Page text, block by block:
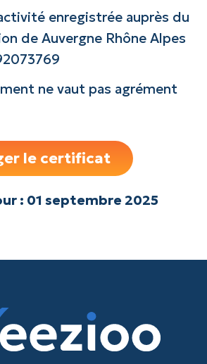
enregistrée auprès du
de Auvergne Rhône Alpes
ne vaut pas agrément
le certificat
: 01 septembre 2025